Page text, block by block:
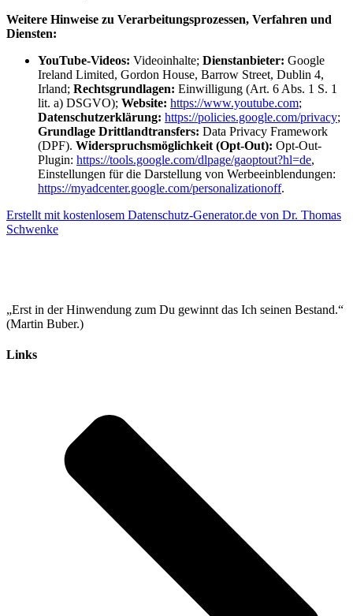
Weitere Hinweise zu Verarbeitungsprozessen, Verfahren und
Diensten:
YouTube-Videos: Videoinhalte; Dienstanbieter: Google
Ireland Limited, Gordon House, Barrow Street, Dublin 4,
Irland; Rechtsgrundlagen: Einwilligung (Art. 6 Abs. 1 S. 1
lit. a) DSGVO); Website: https://www.youtube.com;
Datenschutzerklärung: https://policies.google.com/privacy;
Grundlage Drittlandtransfers: Data Privacy Framework
(DPF). Widerspruchsmöglichkeit (Opt-Out): Opt-Out-
Plugin: https://tools.google.com/dlpage/gaoptout?hl=de,
Einstellungen für die Darstellung von Werbeeinblendungen:
https://myadcenter.google.com/personalizationoff.
Erstellt mit kostenlosem Datenschutz-Generator.de von Dr. Thomas
Schwenke
„Erst in der Hinwendung zum Du gewinnt das Ich seinen Bestand.“
(Martin Buber.)
Links